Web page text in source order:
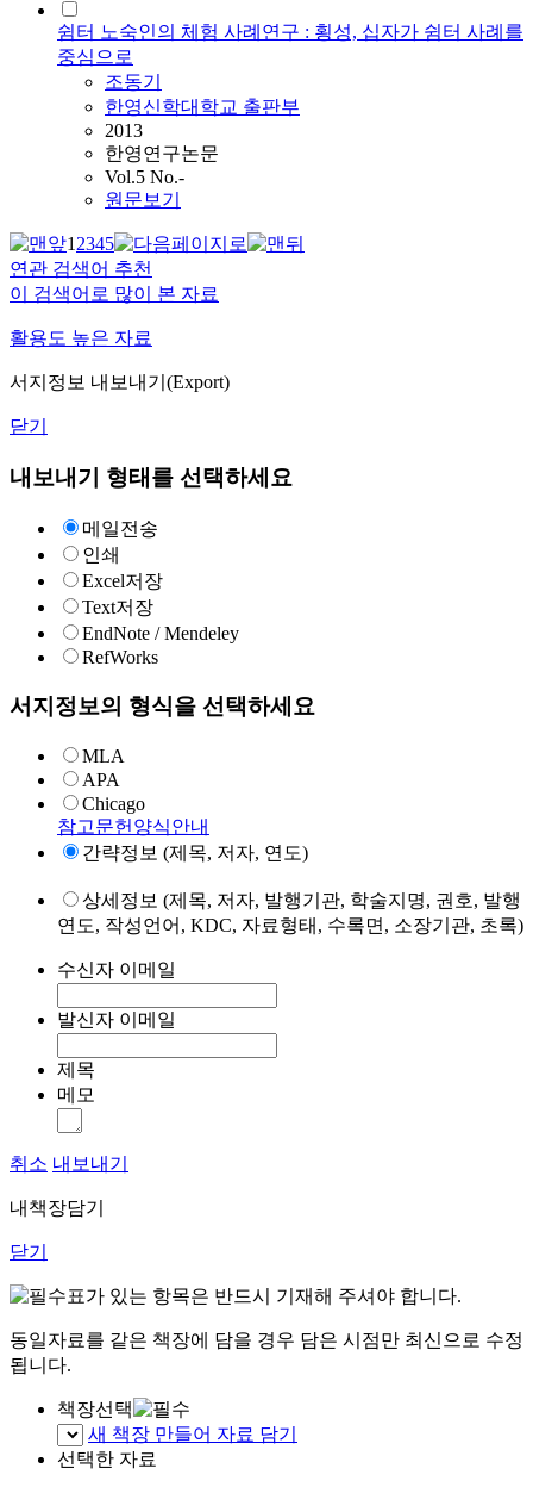
쉼터 노숙인의 체험 사례연구 : 횡성, 십자가 쉼터 사례를
중심으로
조동기
한영신학대학교 출판부
2013
한영연구논문
Vol.5 No.-
원문보기
12345
연관 검색어 추천
이 검색어로 많이 본 자료
활용도 높은 자료
서지정보 내보내기(Export)
닫기
내보내기 형태를 선택하세요
메일전송
인쇄
Excel저장
Text저장
EndNote / Mendeley
RefWorks
서지정보의 형식을 선택하세요
MLA
APA
Chicago
참고문헌양식안내
간략정보 (제목, 저자, 연도)
상세정보 (제목, 저자, 발행기관, 학술지명, 권호, 발행
연도, 작성언어, KDC, 자료형태, 수록면, 소장기관, 초록)
수신자 이메일
발신자 이메일
제목
메모
취소 내보내기
내책장담기
닫기
표가 있는 항목은 반드시 기재해 주셔야 합니다.
동일자료를 같은 책장에 담을 경우 담은 시점만 최신으로 수정
됩니다.
책장선택
새 책장 만들어 자료 담기
선택한 자료